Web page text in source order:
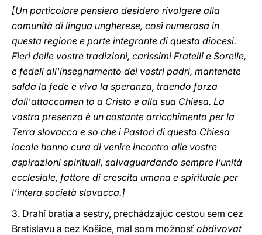
[Un particolare pensiero desidero rivolgere alla
comunità di lingua ungherese, così numerosa in
questa regione e parte integrante di questa diocesi.
Fieri delle vostre tradizioni, carissimi Fratelli e Sorelle,
e fedeli all'insegnamento dei vostri padri, mantenete
salda la fede e viva la speranza, traendo forza
dall'attaccamen to a Cristo e alla sua Chiesa. La
vostra presenza è un costante arricchimento per la
Terra slovacca e so che i Pastori di questa Chiesa
locale hanno cura di venire incontro alle vostre
aspirazioni spirituali, salvaguardando sempre l’unità
ecclesiale, fattore di crescita umana e spirituale per
l’intera società slovacca.]
3. Drahí bratia a sestry, prechádzajúc cestou sem cez
Bratislavu a cez Košice, mal som možnosť obdivovať